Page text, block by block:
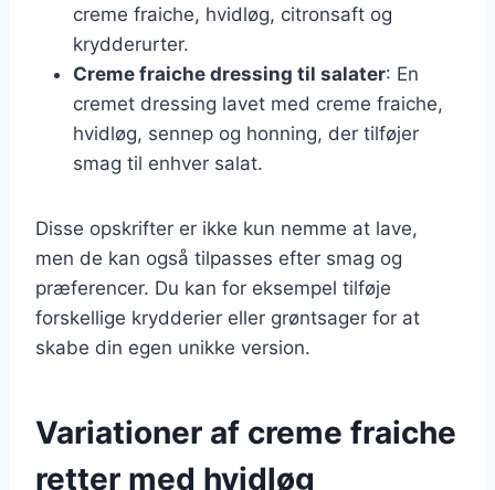
creme fraiche, hvidløg, citronsaft og
krydderurter.
Creme fraiche dressing til salater: En
cremet dressing lavet med creme fraiche,
hvidløg, sennep og honning, der tilføjer
smag til enhver salat.
Disse opskrifter er ikke kun nemme at lave,
men de kan også tilpasses efter smag og
præferencer. Du kan for eksempel tilføje
forskellige krydderier eller grøntsager for at
skabe din egen unikke version.
Variationer af creme fraiche
retter med hvidløg